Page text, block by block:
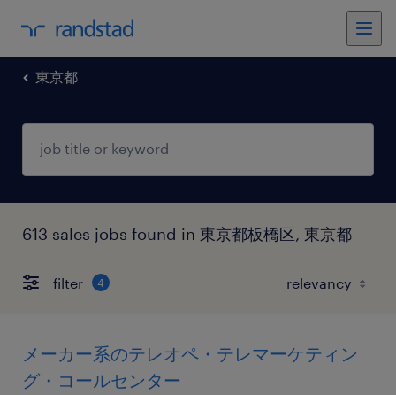
東京都
613 sales jobs found in 東京都板橋区, 東京都
filter 4
メーカー系のテレオペ・テレマーケティン
グ・コールセンター